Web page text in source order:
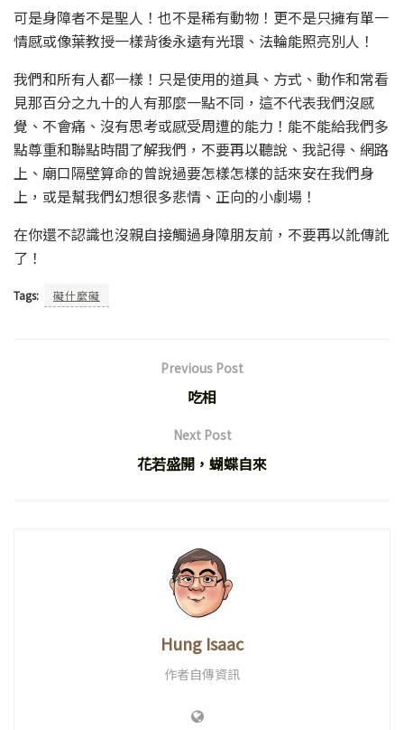
可是身障者不是聖人！也不是稀有動物！更不是只擁有單一
情感或像葉教授一樣背後永遠有光環、法輪能照亮別人！
我們和所有人都一樣！只是使用的道具、方式、動作和常看
見那百分之九十的人有那麼一點不同，這不代表我們沒感
覺、不會痛、沒有思考或感受周遭的能力！能不能給我們多
點尊重和聯點時間了解我們，不要再以聽說、我記得、網路
上、廟口隔壁算命的曾說過要怎樣怎樣的話來安在我們身
上，或是幫我們幻想很多悲情、正向的小劇場！
在你還不認識也沒親自接觸過身障朋友前，不要再以訛傳訛
了！
Tags: 礙什麼礙
Previous Post
吃相
Next Post
花若盛開，蝴蝶自來
Hung Isaac
作者自傳資訊